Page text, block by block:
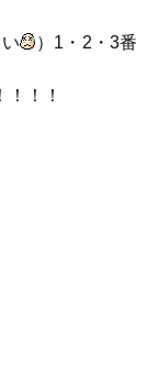
）1・2・3番
！！